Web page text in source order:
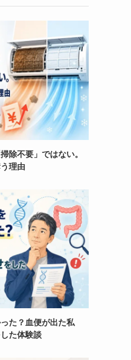
除不要」ではない。
理由
た？血便が出た私
た体験談